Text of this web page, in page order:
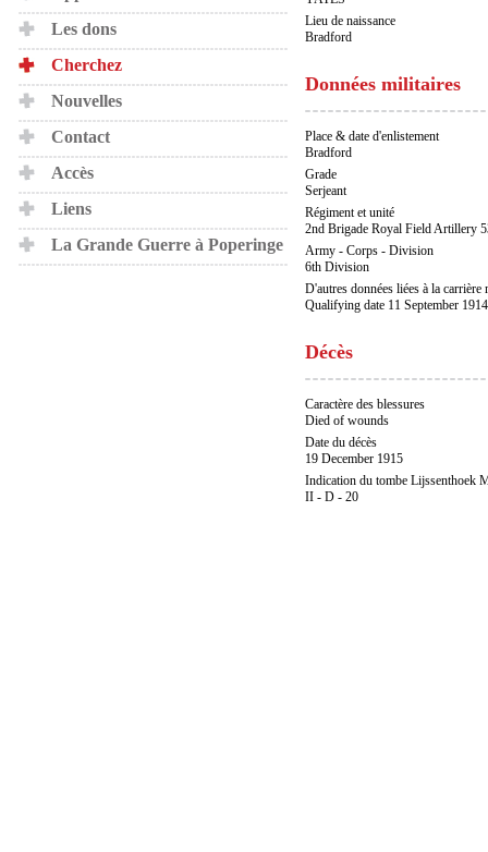
Les dons
Cherchez
Nouvelles
Contact
Accès
Liens
La Grande Guerre à Poperinge
Lieu de naissance
Bradford
Données militaires
Place & date d'enlistement
Bradford
Grade
Serjeant
Régiment et unité
2nd Brigade Royal Field Artillery
Army - Corps - Division
6th Division
D'autres données liées à la carrière
Qualifying date 11 September
Décès
Caractère des blessures
Died of wounds
Date du décès
19 December 1915
Indication du tombe Lijssenthoek
II - D - 20